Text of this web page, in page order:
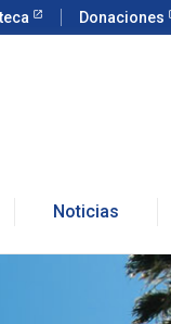
Donaciones
Noticias